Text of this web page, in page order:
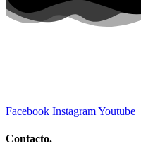
Facebook InstagramYoutube
Contacto.